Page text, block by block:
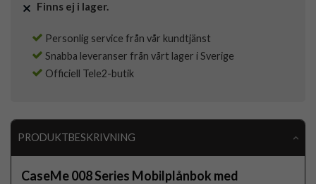
Finns ej i lager.
Personlig service från vår kundtjänst
Snabba leveranser från vårt lager i Sverige
Officiell Tele2-butik
PRODUKTBESKRIVNING
CaseMe 008 Series Mobilplånbok med